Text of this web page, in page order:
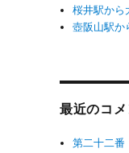
桜井駅から
壺阪山駅か
最近のコメ
第二十二